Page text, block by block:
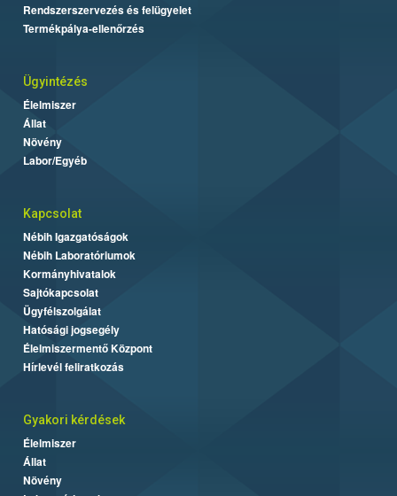
Rendszerszervezés és felügyelet
Termékpálya-ellenőrzés
Ügyintézés
Élelmiszer
Állat
Növény
Labor/Egyéb
Kapcsolat
Nébih Igazgatóságok
Nébih Laboratóriumok
Kormányhivatalok
Sajtókapcsolat
Ügyfélszolgálat
Hatósági jogsegély
Élelmiszermentő Központ
Hírlevél feliratkozás
Gyakori kérdések
Élelmiszer
Állat
Növény